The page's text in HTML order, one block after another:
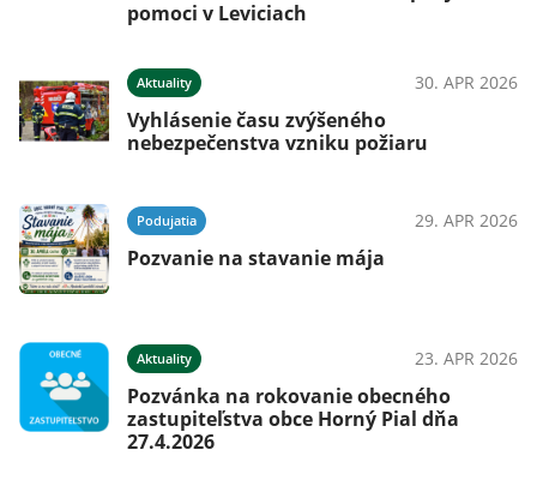
pomoci v Leviciach
Aktuality 30. APR 2026
Vyhlásenie času zvýšeného
nebezpečenstva vzniku požiaru
Podujatia 29. APR 2026
Pozvanie na stavanie mája
Aktuality 23. APR 2026
Pozvánka na rokovanie obecného
zastupiteľstva obce Horný Pial dňa
27.4.2026